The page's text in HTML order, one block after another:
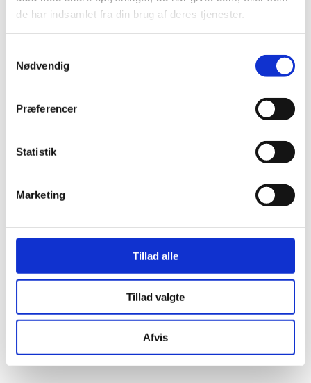
de har indsamlet fra din brug af deres tjenester.
Nødvendig
Præferencer
Statistik
Marketing
Tillad alle
Tillad valgte
Afvis
Rainbow Awards